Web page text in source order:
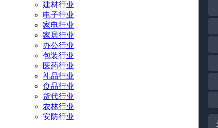
建材行业
电子行业
家电行业
家居行业
办公行业
包装行业
医药行业
礼品行业
食品行业
货代行业
农林行业
安防行业